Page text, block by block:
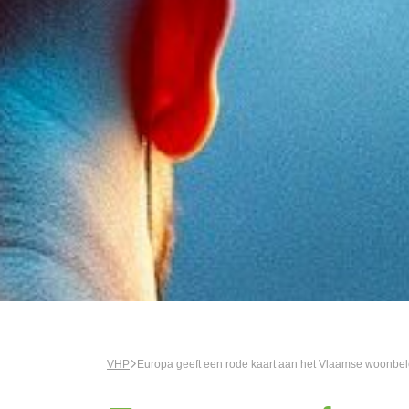
VHP Europa geeft een rode kaart aan het Vlaamse